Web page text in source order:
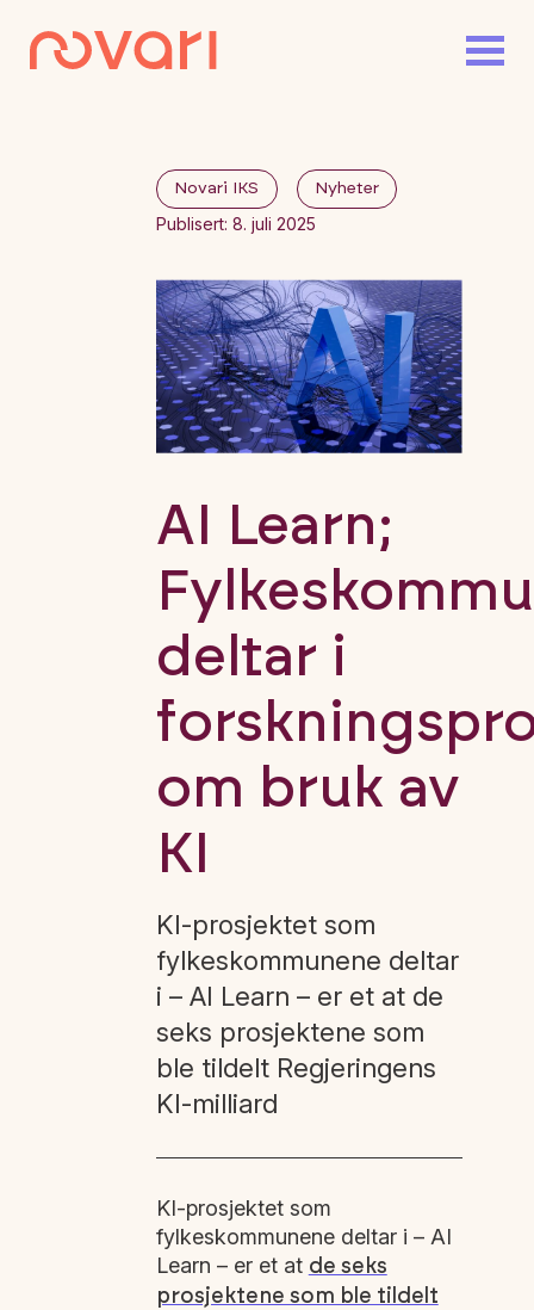
Novari IKS Nyheter
Publisert: 8. juli 2025
AI Learn;
deltar i
om bruk av
KI
KI-prosjektet som
fylkeskommunene deltar
i – AI Learn – er et at de
seks prosjektene som
ble tildelt Regjeringens
KI-milliard
KI-prosjektet som
fylkeskommunene deltar i – AI
Learn – er et at de seks
prosjektene som ble tildelt